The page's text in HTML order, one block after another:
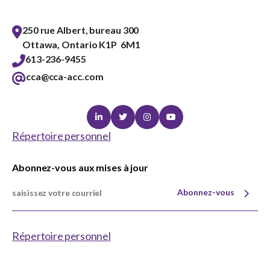
250 rue Albert, bureau 300
Ottawa, Ontario K1P 6M1
613-236-9455
cca@cca-acc.com
LinkedinTwitterInstagramYoutube
Répertoire personnel
Abonnez-vous aux mises à jour
Abonnez-vous
Répertoire personnel